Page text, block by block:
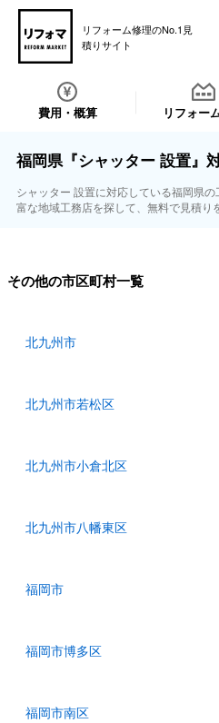
リフォーム修理のNo.1見
積りサイト
費用・概算 リフォー
福岡県『シャッター 設置』
シャッター 設置に対応している福岡県
富な地域工務店を探して、無料で見積り
その他の市区町村一覧
北九州市
北九州市若松区
北九州市小倉北区
北九州市八幡東区
福岡市
福岡市博多区
福岡市南区